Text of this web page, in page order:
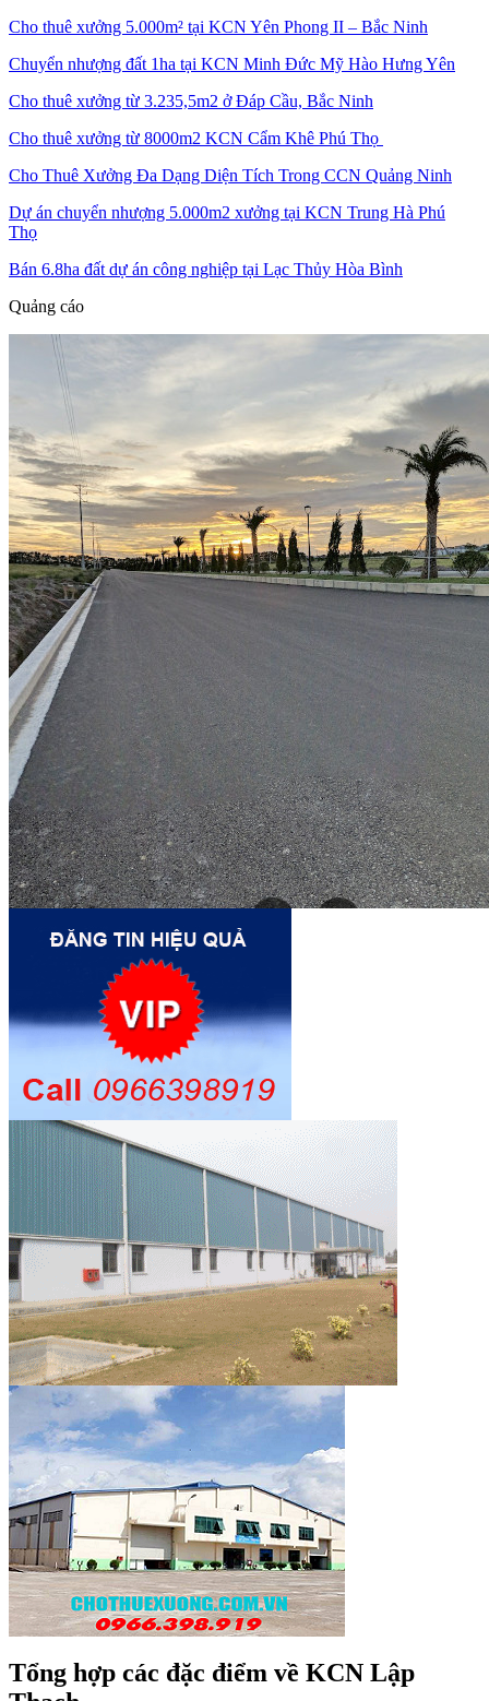
Cho thuê xưởng 5.000m² tại KCN Yên Phong II – Bắc Ninh
Chuyển nhượng đất 1ha tại KCN Minh Đức Mỹ Hào Hưng Yên
Cho thuê xưởng từ 3.235,5m2 ở Đáp Cầu, Bắc Ninh
Cho thuê xưởng từ 8000m2 KCN Cẩm Khê Phú Thọ
Cho Thuê Xưởng Đa Dạng Diện Tích Trong CCN Quảng Ninh
Dự án chuyển nhượng 5.000m2 xưởng tại KCN Trung Hà Phú
Thọ
Bán 6.8ha đất dự án công nghiệp tại Lạc Thủy Hòa Bình
Quảng cáo
Tổng hợp các đặc điểm về KCN Lập